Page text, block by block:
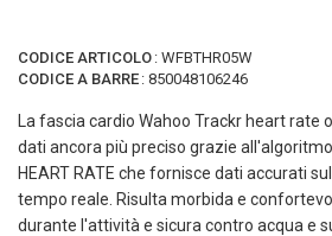
CODICE ARTICOLO : WFBTHR05W
CODICE A BARRE : 850048106246
La fascia cardio Wahoo Trackr heart
dati ancora più preciso grazie
HEART RATE che fornisce dati accurati
tempo reale. Risulta morbida e
durante l'attività e sicura contro acqua e